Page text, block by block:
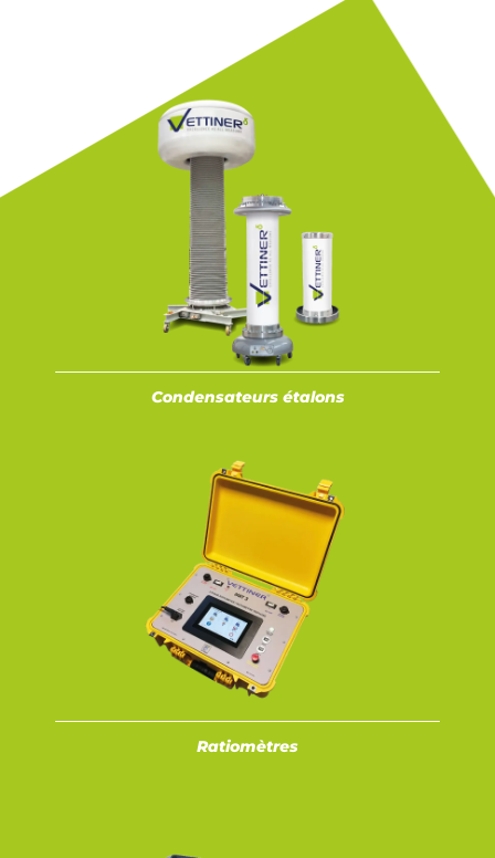
Condensateurs étalons
Ratiomètres